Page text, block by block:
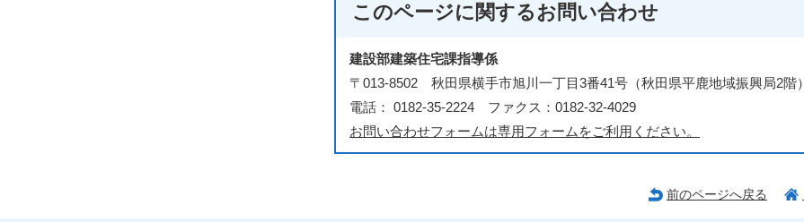
このページに関するお問い合わせ
建設部建築住宅課指導係
〒013-8502 秋田県横手市旭川一丁目3番41号（秋田県平鹿地域振興局2階）
電話： 0182-35-2224 ファクス：0182-32-4029
お問い合わせフォームは専用フォームをご利用ください。
前のページへ戻る